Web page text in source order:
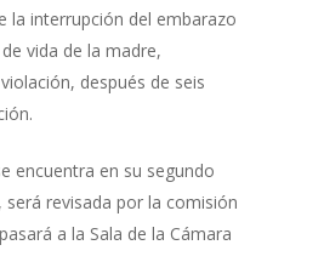
la interrupción del embarazo
vida de la madre,
después de seis
encuentra en su segundo
revisada por la comisión
a la Sala de la Cámara